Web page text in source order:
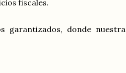
fiscales.
garantizados, donde nuestra